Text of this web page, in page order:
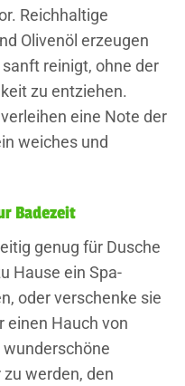
Reichhaltige
Olivenöl erzeugen
reinigt, ohne der
zu entziehen.
eine Note der
weiches und
Badezeit
genug für Dusche
Hause ein Spa-
oder verschenke sie
einen Hauch von
wunderschöne
werden, den